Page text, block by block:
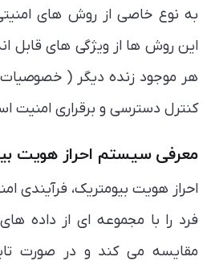
به نوع خاصی از روش های
این روش ها از ویژگی های قابل
هر موجود زنده دیگر ( خصوصیات
کنترل دسترسی و برقراری امنیت
معرفی سیستم احراز هویت
احراز هویت بیومتریک،
فرد را با مجموعه ای از داده
مقایسه می کند و در صورت